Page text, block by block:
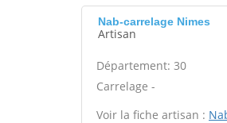
Nab-carrelage Nimes
Artisan
Département: 30
Carrelage -
Voir la fiche artisan :